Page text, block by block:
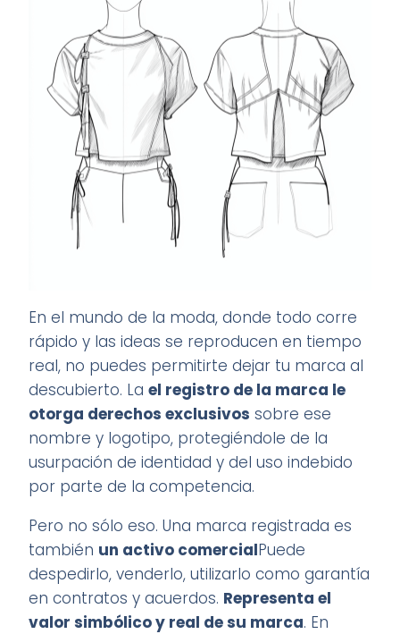
En el mundo de la moda, donde todo corre
rápido y las ideas se reproducen en tiempo
real, no puedes permitirte dejar tu marca al
descubierto. Lael registro de la marca le
otorga derechos exclusivos sobre ese
nombre y logotipo, protegiéndole de la
usurpación de identidad y del uso indebido
por parte de la competencia.
Pero no sólo eso. Una marca registrada es
también un activo comercialPuede
despedirlo, venderlo, utilizarlo como garantía
en contratos y acuerdos. Representa el
valor simbólico y real de su marca. En